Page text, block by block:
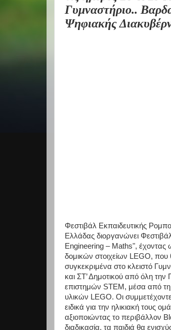
Γυμναστήριο..
Ψηφιακής
Φεστιβάλ Εκπαιδευτικής
Ελλάδας διοργανώνει
Engineering – Maths", έχοντας
δομικών στοιχείων LEGO, που
συγκεκριμένα στο κλειστό
και ΣΤ’ Δημοτικού από όλη την
επιστημών STEM, μέσα από
υλικών LEGO. Οι
ειδικά για την ηλικιακή τους
αξιοποιώντας το περιβάλλον
διαδικασία, τα παιδιά θα